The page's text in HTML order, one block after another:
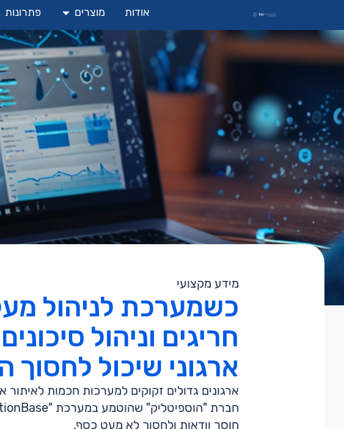
אודות מוצרים פתרונות
מידע מקצועי
כשמערכת לניהול
חריגים וניהול
ארגוני שיכול לחסוך
ארגונים גדולים זקוקים למערכות חכמות לאיתור
חוסר וודאות ולחסוך לא מעט כסף.